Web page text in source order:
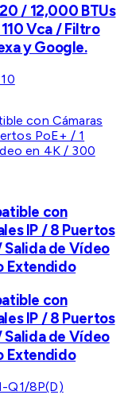
/ 12,000 BTUs
Vca / Filtro
y Google.
con
IP / 8 Puertos
Salida de Vídeo
Extendido
con
IP / 8 Puertos
Salida de Vídeo
Extendido
Q1/8P(D)